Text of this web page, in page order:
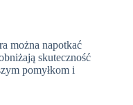
można napotkać
skuteczność
pomyłkom i